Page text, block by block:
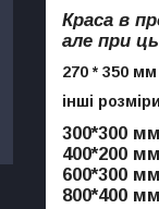
Краса в
але при
270 * 350 мм
інші розміри
300*300
400*200
600*300
800*400